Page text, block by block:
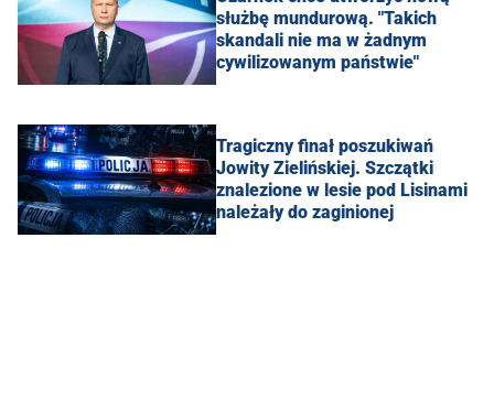
służbę mundurową. "Takich
skandali nie ma w żadnym
cywilizowanym państwie"
Tragiczny finał poszukiwań
Jowity Zielińskiej. Szczątki
znalezione w lesie pod Lisinami
należały do zaginionej